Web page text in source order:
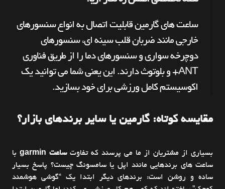
ساعت های گارمین قابلیت اتصال به انواع سنسورهای
خارجی مانند ضربان قلب سینه ای، سنسورهای
دوچرخه سواری و سنسورهای دما را از طریق فناوری
ANT+ و بلوتوث دارند. این یعنی شما می توانید یک
اکوسیستم کامل ورزشی برای خود بسازید.
مقایسه کوتاه: گارمین یا سایر برندهای بازار؟
بسیاری از مشتریان از ما می پرسند که تفاوتساعت garmin
با
ساعت های برندهایی مانند اپل یا سامسونگ چیست؟ پاسخ بسیار
ساده و روشن است: برندهای دیگر ابتدا یک “گوشی هوشمند